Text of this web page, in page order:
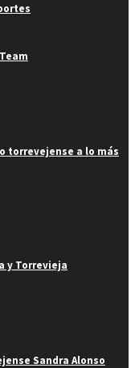
torrevejense a lo más
y Torrevieja
Sandra Alonso